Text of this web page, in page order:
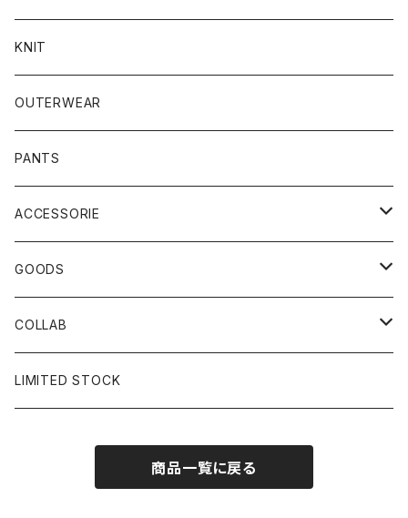
KNIT
OUTERWEAR
PANTS
ACCESSORIE
CAP
BUCKET HAT
SOCKS
GOODS
STICKER
GLASS
COLLAB
×岩井ジョニ男
LIMITED STOCK
商品一覧に戻る